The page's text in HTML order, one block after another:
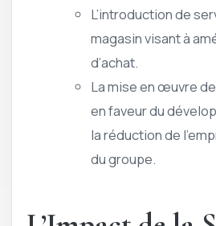
L’introduction de
magasin visant à
d’achat.
La mise en œuvre
en faveur du
la réduction de
du groupe.